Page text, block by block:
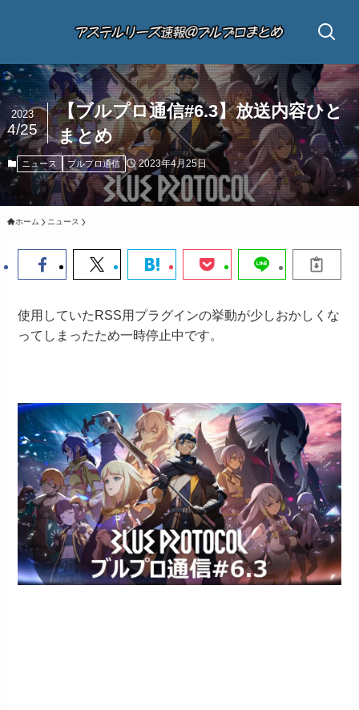
【ブルプロ通信#6.3】放送内容ひと
まとめ
2023
4/25
ニュース ブルプロ通信 2023年4月25日
ホーム ニュース
使用していたRSS用プラグインの挙動が少しおかしくな
ってしまったため一時停止中です。